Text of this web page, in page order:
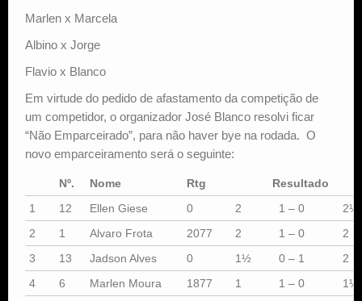
Marlen x Marcela
Albino x Jorge
Flavio x Blanco
Em virtude do pedido de afastamento da competição de
um competidor, o organizador José Blanco resolvi ficar
“Não Emparceirado”, para não haver bye na rodada. O
novo emparceiramento será o seguinte:
Nº. Nome Rtg
Resultado
1
12 Ellen Giese 0 2 1 – 0
2½
2
1 Alvaro Frota 2077 2 1 – 0
2
3
13 Jadson Alves 0 1½ 0 – 1
2
4
6 Marlen Moura 1877 1 1 – 0
1½